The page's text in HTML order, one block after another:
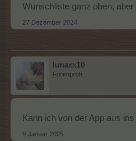
Wunschliste ganz oben,
27 Dezember 2024
lunaxx10
Forenprofi
Kann ich von der App aus
9 Januar 2025